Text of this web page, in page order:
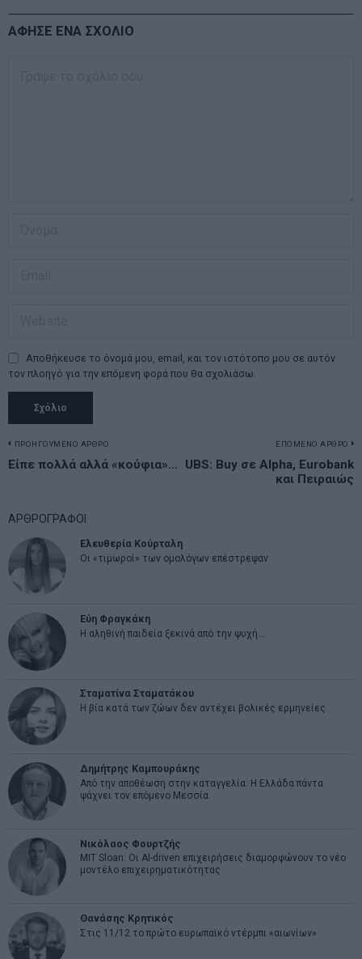
ΑΦΗΣΕ ΕΝΑ ΣΧΟΛΙΟ
Αποθήκευσε το όνομά μου, email, και τον ιστότοπο μου σε αυτόν
τον πλοηγό για την επόμενη φορά που θα σχολιάσω.
Πλοήγηση
ΠΡΟΗΓΟΥΜΕΝΟ ΑΡΘΡΟ
Previous
Είπε πολλά αλλά «κούφια»…
ΕΠΟΜΕΝΟ ΑΡΘΡΟ
UBS: Buy σε Alpha, Eurobank
και Πειραιώς
ΑΡΘΡΟΓΡΑΦΟΙ
Ελευθερία Κούρταλη
Οι «τιμωροί» των ομολόγων επέστρεψαν
Εύη Φραγκάκη
Η αληθινή παιδεία ξεκινά από την ψυχή…
Σταματίνα Σταματάκου
Η βία κατά των ζώων δεν αντέχει βολικές ερμηνείες
Δημήτρης Καμπουράκης
Από την αποθέωση στην καταγγελία: Η Ελλάδα πάντα
ψάχνει τον επόμενο Μεσσία
Νικόλαος Φουρτζής
MIT Sloan: Οι AI-driven επιχειρήσεις διαμορφώνουν το νέο
μοντέλο επιχειρηματικότητας
Θανάσης Κρητικός
Στις 11/12 το πρώτο ευρωπαϊκό ντέρμπι «αιωνίων»